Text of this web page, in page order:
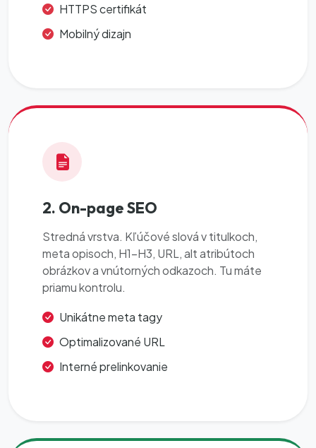
HTTPS certifikát
Mobilný dizajn
2. On-page SEO
Stredná vrstva. Kľúčové slová v titulkoch,
meta opisoch, H1-H3, URL, alt atribútoch
obrázkov a vnútorných odkazoch. Tu máte
priamu kontrolu.
Unikátne meta tagy
Optimalizované URL
Interné prelinkovanie